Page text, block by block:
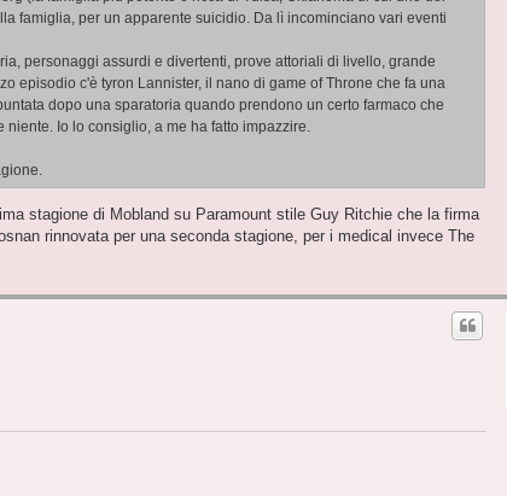
famiglia, per un apparente suicidio. Da lì incominciano vari eventi
personaggi assurdi e divertenti, prove attoriali di livello, grande
episodio c'è tyron Lannister, il nano di game of Throne che fa una
dopo una sparatoria quando prendono un certo farmaco che
Io lo consiglio, a me ha fatto impazzire.
stagione di Mobland su Paramount stile Guy Ritchie che la firma
rinnovata per una seconda stagione, per i medical invece The